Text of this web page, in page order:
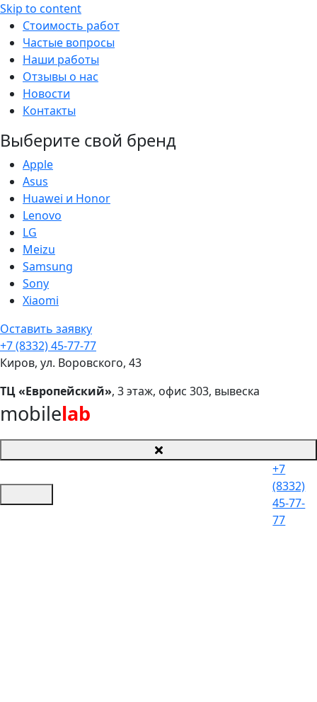
Skip to content
Стоимость работ
Частые вопросы
Наши работы
Отзывы о нас
Новости
Контакты
Выберите свой бренд
Apple
Asus
Huawei и Honor
Lenovo
LG
Meizu
Samsung
Sony
Xiaomi
Оставить заявку
+7 (8332) 45-77-77
Киров, ул. Воровского, 43
ТЦ «Европейский», 3 этаж, офис 303, вывеска
mobilelab
+7
(8332)
45-77-
77